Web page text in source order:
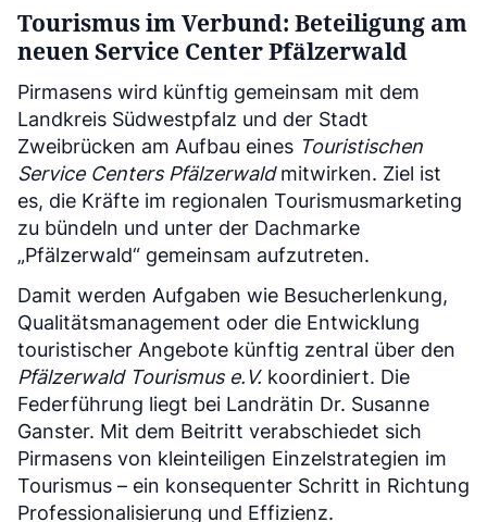
Tourismus im Verbund: Beteiligung am
neuen Service Center Pfälzerwald
Pirmasens wird künftig gemeinsam mit dem
Landkreis Südwestpfalz und der Stadt
Zweibrücken am Aufbau eines Touristischen
Service Centers Pfälzerwaldmitwirken. Ziel ist
es, die Kräfte im regionalen Tourismusmarketing
zu bündeln und unter der Dachmarke
„Pfälzerwald“ gemeinsam aufzutreten.
Damit werden Aufgaben wie Besucherlenkung,
Qualitätsmanagement oder die Entwicklung
touristischer Angebote künftig zentral über den
Pfälzerwald Tourismus e.V. koordiniert. Die
Federführung liegt bei Landrätin Dr. Susanne
Ganster. Mit dem Beitritt verabschiedet sich
Pirmasens von kleinteiligen Einzelstrategien im
Tourismus – ein konsequenter Schritt in Richtung
Professionalisierung und Effizienz.